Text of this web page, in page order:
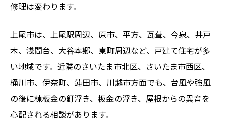
修理は変わります。
上尾市は、上尾駅周辺、原市、平方、瓦葺、今泉、井戸
木、浅間台、大谷本郷、東町周辺など、戸建て住宅が多
い地域です。近隣のさいたま市北区、さいたま市西区、
桶川市、伊奈町、蓮田市、川越市方面でも、台風や強風
の後に棟板金の釘浮き、板金の浮き、屋根からの異音を
心配される相談があります。